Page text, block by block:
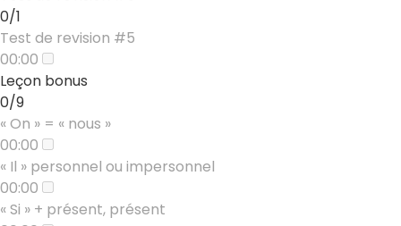
0/1
Test de revision #5
00:00
Leçon bonus
0/9
« On » = « nous »
00:00
« Il » personnel ou impersonnel
00:00
« Si » + présent, présent